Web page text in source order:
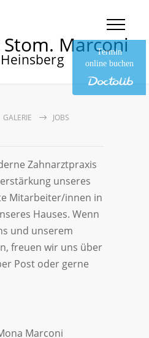
Marconi
Termin
online buchen
GALERIE JOBS
Zahnarztpraxis
unseres
Mitarbeiter/innen in
Hauses. Wenn
und unserem
freuen wir uns über
Post oder gerne
Marconi